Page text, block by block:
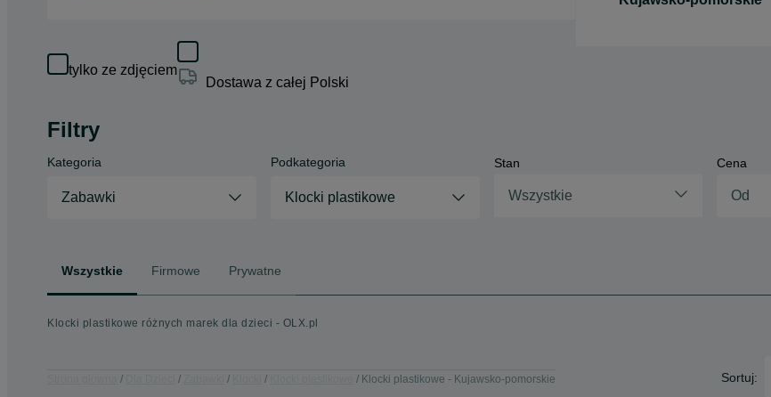
tylko ze zdjęciem
Dostawa z całej Polski
Filtry
Kategoria
Zabawki
Podkategoria
Klocki plastikowe
Stan
Wszystkie
Cena
Wszystkie Firmowe Prywatne
Klocki plastikowe różnych marek dla dzieci - OLX.pl
Klocki plastikowe - Kujawsko-pomorskie Sortuj: